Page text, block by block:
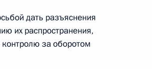
провёл в приёмной
личный приём
дать разъяснения
их распространения,
за оборотом